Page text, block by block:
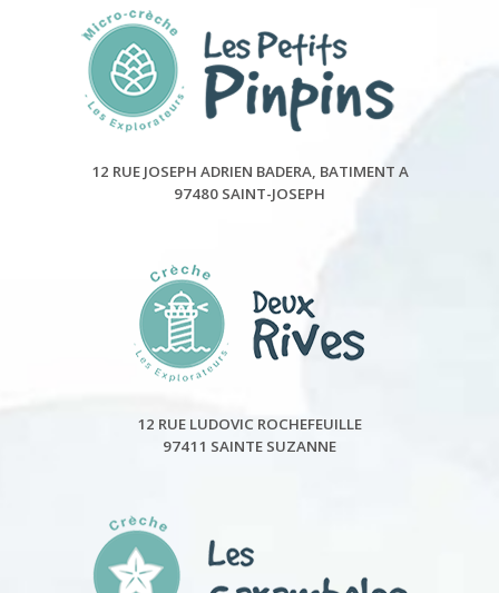
12 RUE JOSEPH ADRIEN BADERA, BATIMENT A
97480 SAINT-JOSEPH
12 RUE LUDOVIC ROCHEFEUILLE
97411 SAINTE SUZANNE